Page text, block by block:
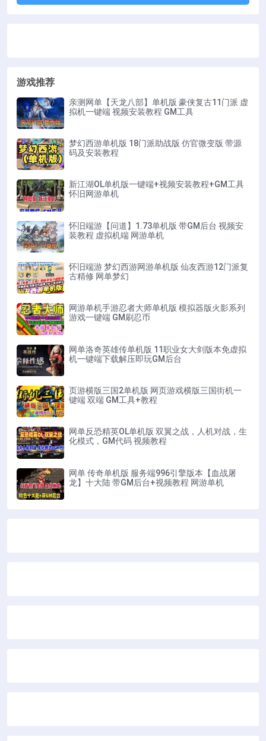
游戏推荐
亲测网单【天龙八部】单机版 豪侠复古11门派 虚
拟机一键端 视频安装教程 GM工具
梦幻西游单机版 18门派助战版 仿官微变版 带源
码及安装教程
新江湖OL单机版一键端+视频安装教程+GM工具
怀旧网游单机
怀旧端游【问道】1.73单机版 带GM后台 视频安
装教程 虚拟机端 网游单机
怀旧端游 梦幻西游网游单机版 仙友西游12门派复
古精修 网单梦幻
网游单机手游忍者大师单机版 模拟器版火影系列
游戏一键端 GM刷忍币
网单洛奇英雄传单机版 11职业女大剑版本免虚拟
机一键端下载解压即玩GM后台
页游横版三国2单机版 网页游戏横版三国街机一
键端 双端 GM工具+教程
网单反恐精英OL单机版 双翼之战，人机对战，生
化模式，GM代码 视频教程
网单 传奇单机版 服务端996引擎版本【血战屠
龙】十大陆 带GM后台+视频教程 网游单机